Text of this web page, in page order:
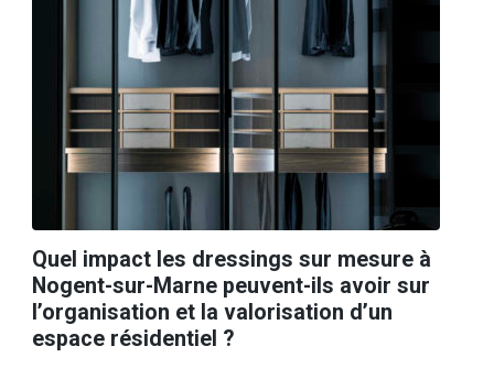
Quel impact les dressings sur mesure à
Nogent-sur-Marne peuvent-ils avoir sur
l’organisation et la valorisation d’un
espace résidentiel ?